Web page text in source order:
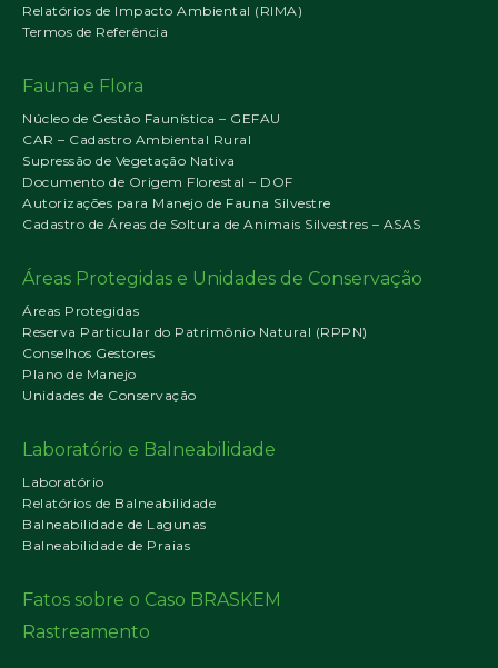
Relatórios de Impacto Ambiental (RIMA)
Termos de Referência
Fauna e Flora
Núcleo de Gestão Faunística – GEFAU
CAR – Cadastro Ambiental Rural
Supressão de Vegetação Nativa
Documento de Origem Florestal – DOF
Autorizações para Manejo de Fauna Silvestre
Cadastro de Áreas de Soltura de Animais Silvestres – ASAS
Áreas Protegidas e Unidades de Conservação
Áreas Protegidas
Reserva Particular do Patrimônio Natural (RPPN)
Conselhos Gestores
Plano de Manejo
Unidades de Conservação
Laboratório e Balneabilidade
Laboratório
Relatórios de Balneabilidade
Balneabilidade de Lagunas
Balneabilidade de Praias
Fatos sobre o Caso BRASKEM
Rastreamento